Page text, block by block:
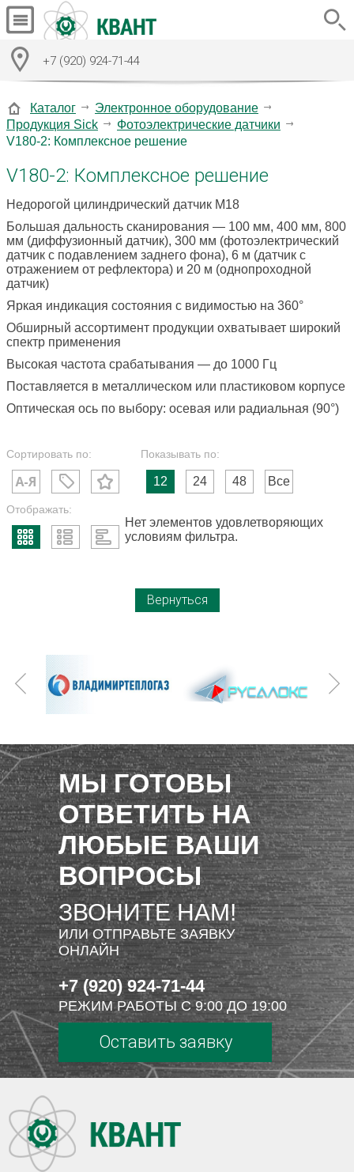
+7 (920) 924-71-44
Каталог
Электронное оборудование
Продукция Sick
Фотоэлектрические датчики
V180-2: Комплексное решение
V180-2: Комплексное решение
Недорогой цилиндрический датчик M18
Большая дальность сканирования — 100 мм, 400 мм, 800
мм (диффузионный датчик), 300 мм (фотоэлектрический
датчик с подавлением заднего фона), 6 м (датчик с
отражением от рефлектора) и 20 м (однопроходной
датчик)
Яркая индикация состояния с видимостью на 360°
Обширный ассортимент продукции охватывает широкий
спектр применения
Высокая частота срабатывания — до 1000 Гц
Поставляется в металлическом или пластиковом корпусе
Оптическая ось по выбору: осевая или радиальная (90°)
Сортировать по: Показывать по:
12 24 48 Все
Отображать:
Нет элементов удовлетворяющих
условиям фильтра.
Вернуться
МЫ ГОТОВЫ
ОТВЕТИТЬ НА
ЛЮБЫЕ ВАШИ
ВОПРОСЫ
ЗВОНИТЕ НАМ!
ИЛИ ОТПРАВЬТЕ ЗАЯВКУ
ОНЛАЙН
+7 (920) 924-71-44
РЕЖИМ РАБОТЫ С 9:00 ДО 19:00
Оставить заявку